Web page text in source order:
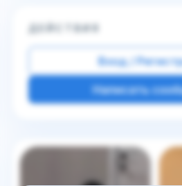
ДЕЙСТВИЯ
Вход /
Написать
Другие фото этой модели